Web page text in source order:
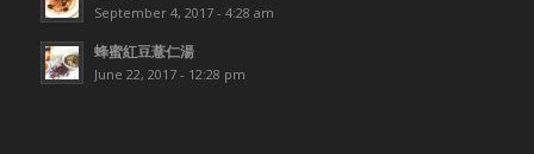
September 4, 2017 - 4:28 am
蜂蜜紅豆薏仁湯
June 22, 2017 - 12:28 pm